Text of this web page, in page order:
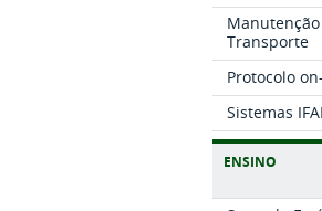
Transporte
Protocolo
Sistemas
ENSINO